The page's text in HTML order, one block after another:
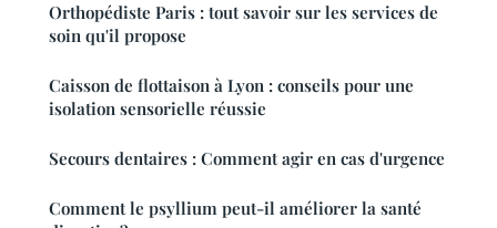
Orthopédiste Paris : tout savoir sur les services de
soin qu'il propose
Caisson de flottaison à Lyon : conseils pour une
isolation sensorielle réussie
Secours dentaires : Comment agir en cas d'urgence
Comment le psyllium peut-il améliorer la santé